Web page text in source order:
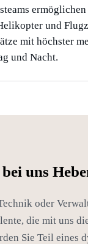
und
mit höchster
und Nacht.
uns
oder
die mit uns
Sie Teil eines